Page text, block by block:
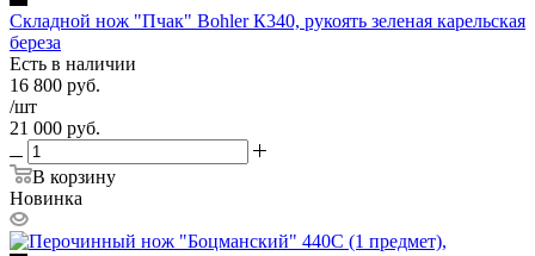
Складной нож "Пчак" Bohler К340, рукоять зеленая карельская
береза
Есть в наличии
16 800 руб.
/шт
21 000 руб.
В корзину
Новинка